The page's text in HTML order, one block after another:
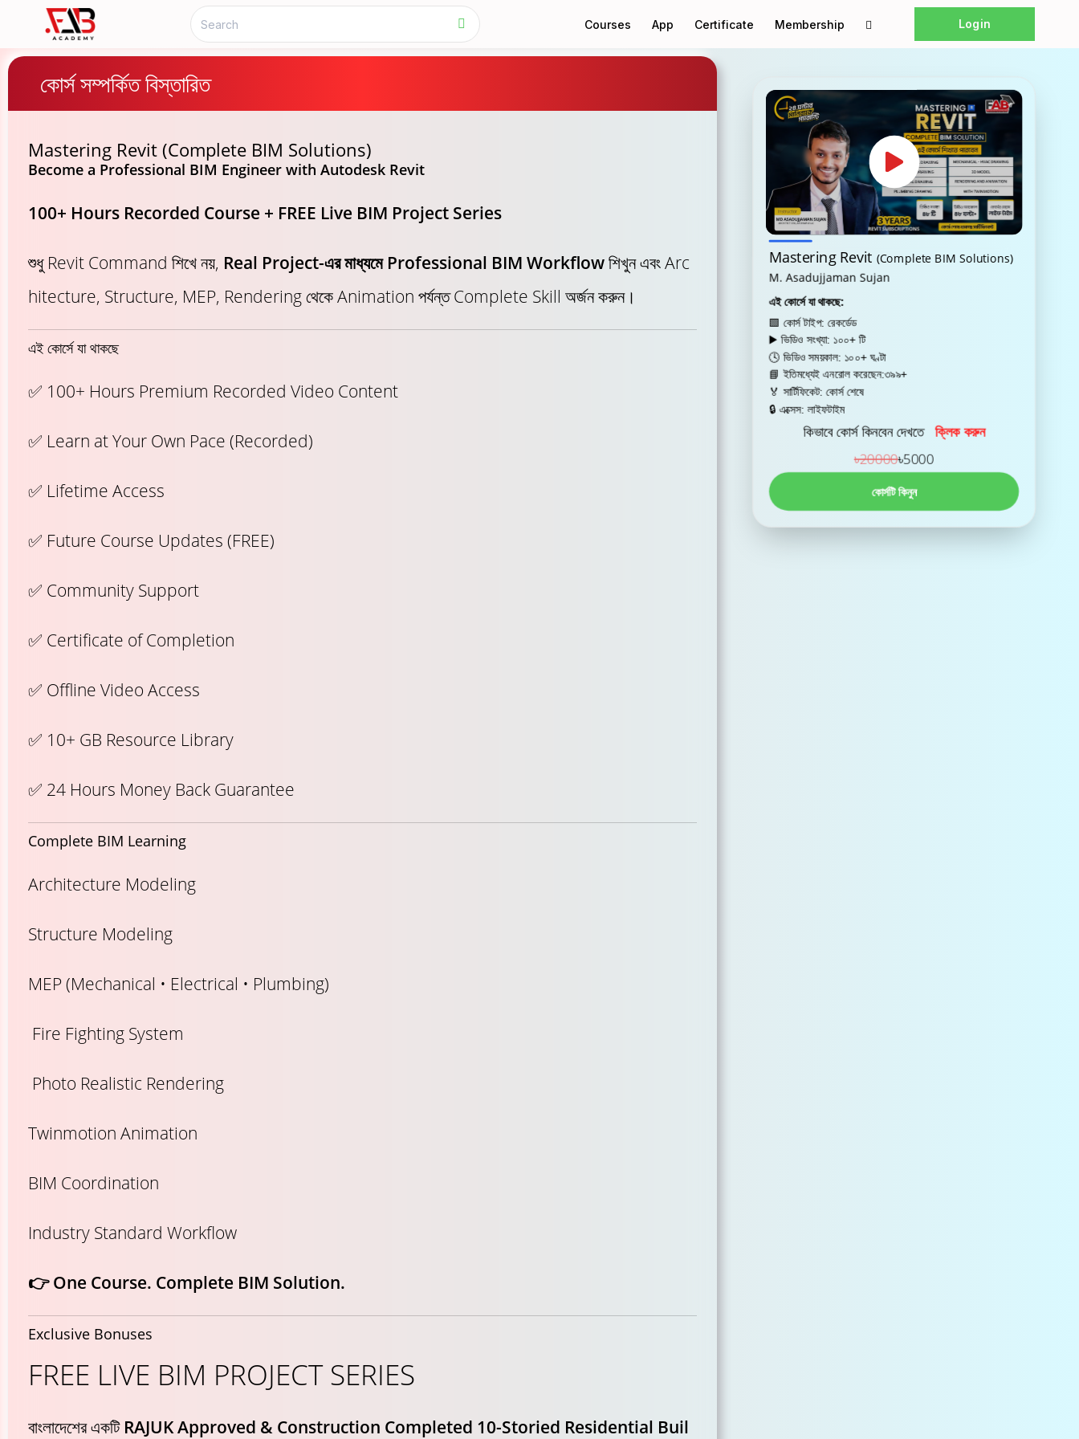
Courses App Certificate Membership Login
কোর্স সম্পর্কিত বিস্তারিত
Mastering Revit (Complete BIM Solutions)
Become a Professional BIM Engineer with Autodesk Revit
100+ Hours Recorded Course + FREE Live BIM Project Series
শুধু Revit Command শিখে নয়, Real Project-এর মাধ্যমে Professional BIM Workflowশিখুন এবং Arc
hitecture, Structure, MEP, Rendering থেকে Animation পর্যন্ত Complete Skill অর্জন করুন।
এই কোর্সে যা থাকছে
✅ 100+ Hours Premium Recorded Video Content
✅ Learn at Your Own Pace (Recorded)
✅ Lifetime Access
✅ Future Course Updates (FREE)
✅ Community Support
✅ Certificate of Completion
✅ Offline Video Access
✅ 10+ GB Resource Library
✅ 24 Hours Money Back Guarantee
Complete BIM Learning
Architecture Modeling
Structure Modeling
MEP (Mechanical • Electrical • Plumbing)
Fire Fighting System
Photo Realistic Rendering
Twinmotion Animation
BIM Coordination
Industry Standard Workflow
👉 One Course. Complete BIM Solution.
Exclusive Bonuses
FREE LIVE BIM PROJECT SERIES
বাংলাদেশের একটি RAJUK Approved & Construction Completed 10-Storied Residential Buil
Mastering Revit (Complete BIM Solutions)
M. Asadujjaman Sujan
এই কোর্সে যা থাকছে:
🟩 কোর্স টাইপ: রেকর্ডেড
▶️ ভিডিও সংখ্যা: ১০০+ টি
🕓 ভিডিও সময়কাল: ১০০+ ঘণ্টা
📘 ইতিমধ্যেই এনরোল করেছেন:৩৯৯+
🏅 সার্টিফিকেট: কোর্স শেষে
🔒 এক্সেস: লাইফটাইম
কিভাবে কোর্স কিনবেন দেখতেক্লিক করুন
৳20000৳5000
কোর্সটি কিনুন